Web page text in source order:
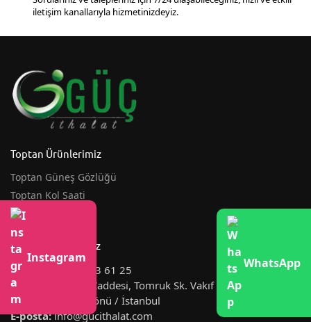
iletişim kanallarıyla hizmetinizdeyiz.
Toptan Ürünlerimiz
Toptan Güneş Gözlüğü
Toptan Kol Saati
Toptan Şemsiye
İletişim Bilgilerimiz
Telefon:
0544 223 61 25
Adres:
Tahtakale Caddesi, Tomruk Sk. Vakıf İş Hanı Kat 1 No
515, 34116 Eminönü / İstanbul
E-posta:info@gucithalat.com
Instagram WhatsApp